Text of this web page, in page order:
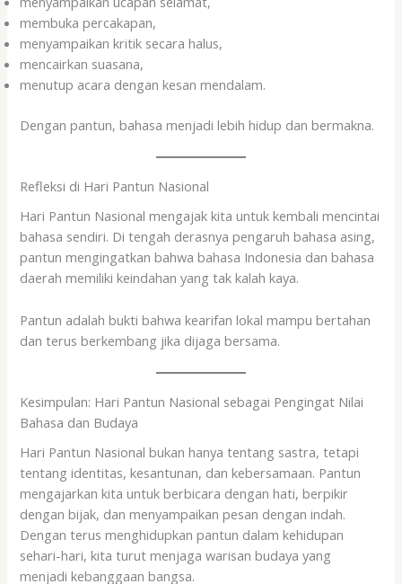
membuka percakapan,
menyampaikan kritik secara halus,
mencairkan suasana,
menutup acara dengan kesan mendalam.
Dengan pantun, bahasa menjadi lebih hidup dan bermakna.
Refleksi di Hari Pantun Nasional
Hari Pantun Nasional mengajak kita untuk kembali mencintai
bahasa sendiri. Di tengah derasnya pengaruh bahasa asing,
pantun mengingatkan bahwa bahasa Indonesia dan bahasa
daerah memiliki keindahan yang tak kalah kaya.
Pantun adalah bukti bahwa kearifan lokal mampu bertahan
dan terus berkembang jika dijaga bersama.
Kesimpulan: Hari Pantun Nasional sebagai Pengingat Nilai
Bahasa dan Budaya
Hari Pantun Nasional bukan hanya tentang sastra, tetapi
tentang identitas, kesantunan, dan kebersamaan. Pantun
mengajarkan kita untuk berbicara dengan hati, berpikir
dengan bijak, dan menyampaikan pesan dengan indah.
Dengan terus menghidupkan pantun dalam kehidupan
sehari-hari, kita turut menjaga warisan budaya yang
menjadi kebanggaan bangsa.